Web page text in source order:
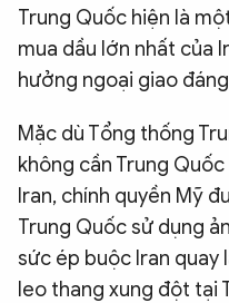
Trung Quốc hiện là
mua dầu lớn nhất của
hưởng ngoại giao
Mặc dù Tổng thống
không cần Trung
Iran, chính quyền Mỹ
Trung Quốc sử dụng
sức ép buộc Iran quay
leo thang xung đột tại